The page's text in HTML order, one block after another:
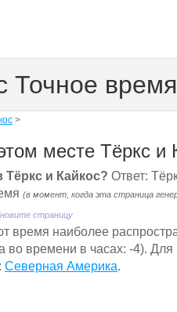
Точное время
>
месте Тёркс и
и Кайкос? Ответ:
(в момент, когда эта страница
страницу
время наиболее
во времени в часах: -4).
Северная Америка.